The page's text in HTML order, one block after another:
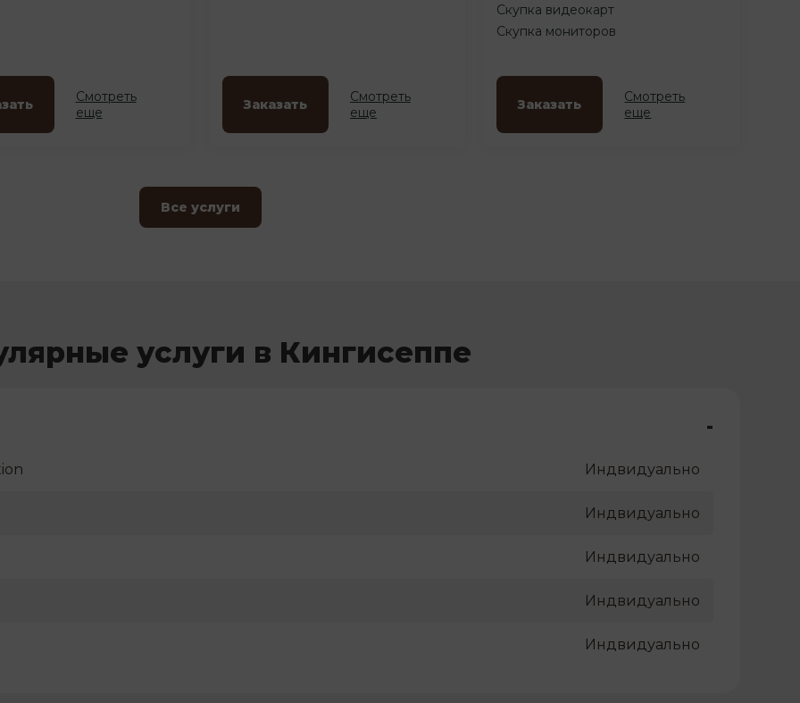
Смотреть
еще
Заказать
Смотреть
еще
Скупка видеокарт
Скупка мониторов
Заказать
Смотреть
еще
Все услуги
услуги в Кингисеппе
-
Индвидуально
Индвидуально
Индвидуально
Индвидуально
Индвидуально